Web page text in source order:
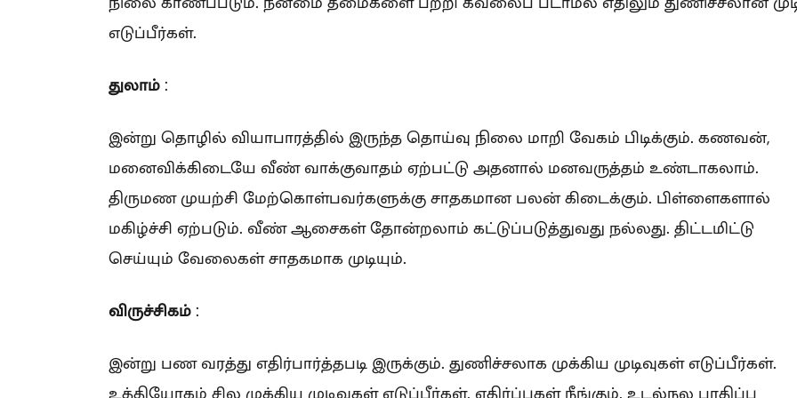
எடுப்பீர்கள்.
துலாம் :
இன்று தொழில் வியாபாரத்தில் இருந்த தொய்வு நிலை மாறி வேகம் பிடிக்கும். கணவன்,
மனைவிக்கிடையே வீண் வாக்குவாதம் ஏற்பட்டு அதனால் மனவருத்தம் உண்டாகலாம்.
திருமண முயற்சி மேற்கொள்பவர்களுக்கு சாதகமான பலன் கிடைக்கும். பிள்ளைகளால்
மகிழ்ச்சி ஏற்படும். வீண் ஆசைகள் தோன்றலாம் கட்டுப்படுத்துவது நல்லது. திட்டமிட்டு
செய்யும் வேலைகள் சாதகமாக முடியும்.
விருச்சிகம் :
இன்று பண வரத்து எதிர்பார்த்தபடி இருக்கும். துணிச்சலாக முக்கிய முடிவுகள் எடுப்பீர்கள்.
உத்தியோகம் சில முக்கிய முடிவுகள் எடுப்பீர்கள். எதிர்ப்புகள் நீங்கும். உடல்நல பாதிப்பு